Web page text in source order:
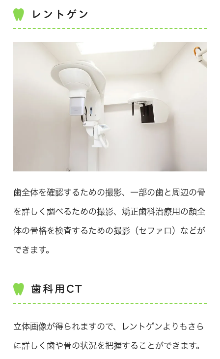
レントゲン
歯全体を確認するための撮影、一部の歯と周辺の骨
を詳しく調べるための撮影、矯正歯科治療用の顔全
体の骨格を検査するための撮影（セファロ）などが
できます。
歯科用CT
立体画像が得られますので、レントゲンよりもさら
に詳しく歯や骨の状況を把握することができます。